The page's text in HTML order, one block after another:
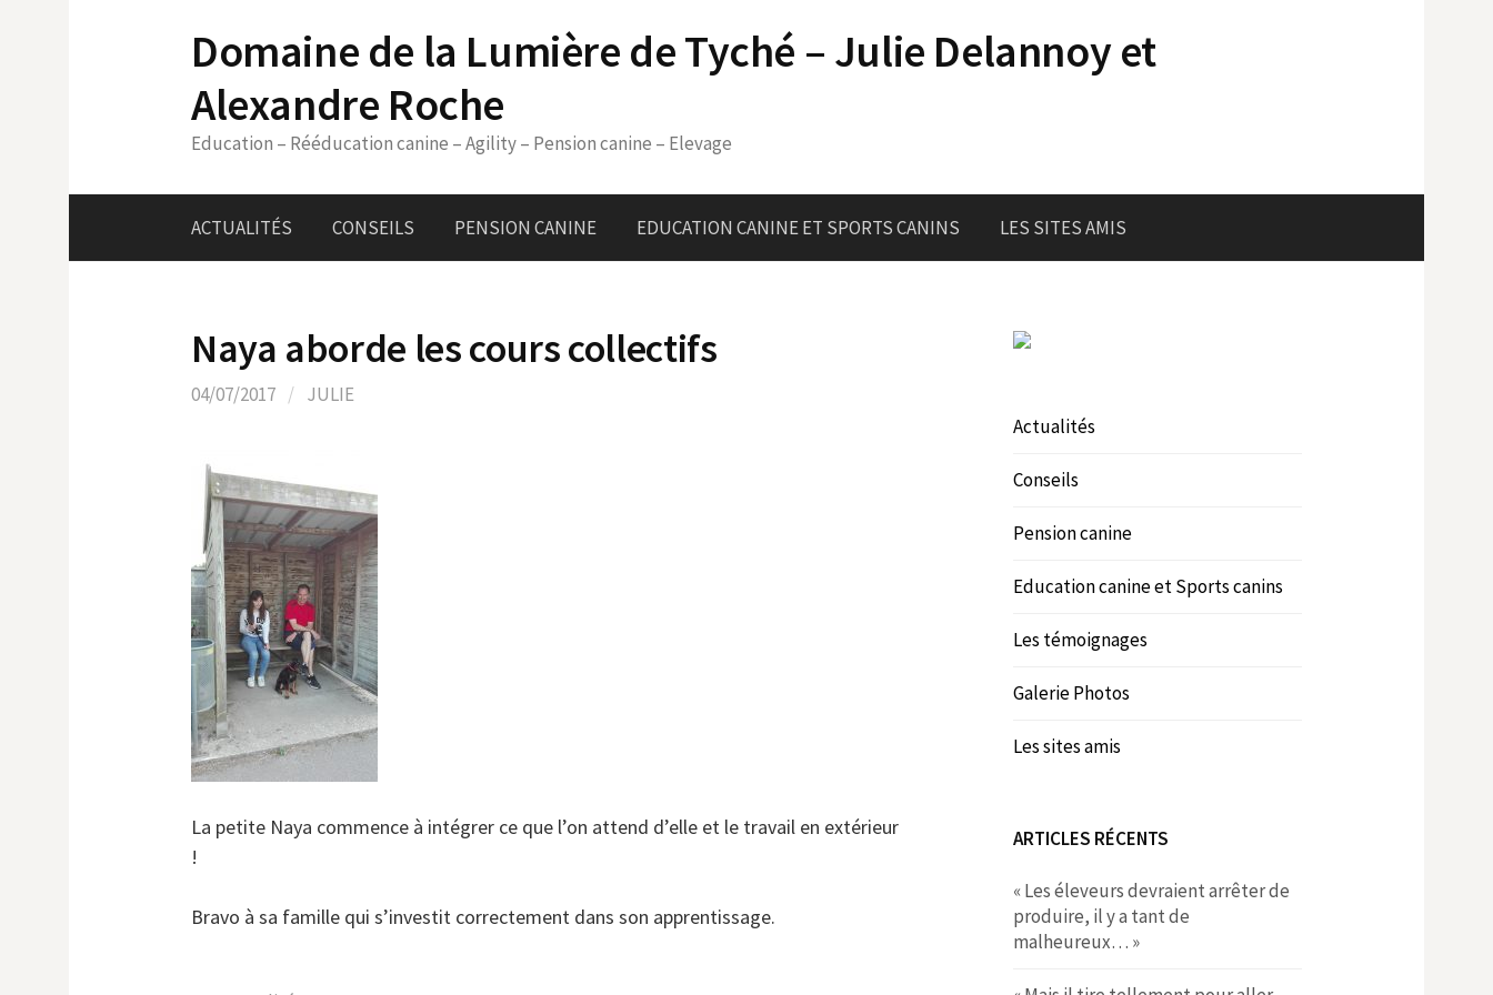
Domaine de la Lumière de Tyché – Julie Delannoy et
Alexandre Roche
Education – Rééducation canine – Agility – Pension canine – Elevage
ACTUALITÉS CONSEILS PENSION CANINE EDUCATION CANINE ET SPORTS CANINS LES SITES AMIS
Naya aborde les cours collectifs
04/07/2017 / JULIE
La petite Naya commence à intégrer ce que l’on attend d’elle et le travail en extérieur
!
Bravo à sa famille qui s’investit correctement dans son apprentissage.
Actualités
Conseils
Pension canine
Education canine et Sports canins
Les témoignages
Galerie Photos
Les sites amis
ARTICLES RÉCENTS
« Les éleveurs devraient arrêter de
produire, il y a tant de
malheureux… »